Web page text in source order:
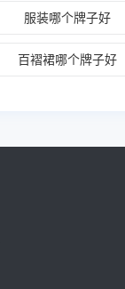
服装哪个牌子好
百褶裙哪个牌子好